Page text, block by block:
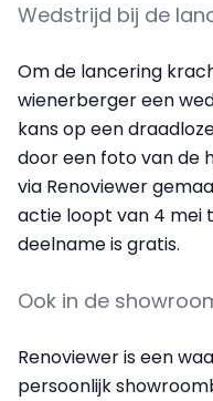
Wedstrijd bij de
Om de lancering
wienerberger een
kans op een
door een foto van de
via Renoviewer
actie loopt van 4 mei
deelname is gratis.
Ook in de
Renoviewer is een
persoonlijk